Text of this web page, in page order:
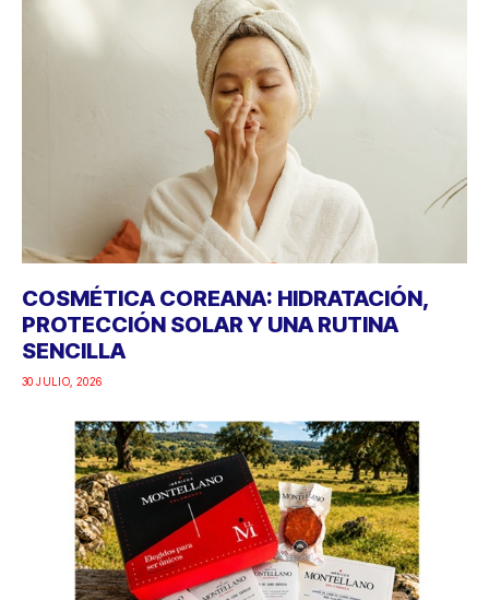
COSMÉTICA COREANA: HIDRATACIÓN,
PROTECCIÓN SOLAR Y UNA RUTINA
SENCILLA
30 JULIO, 2026